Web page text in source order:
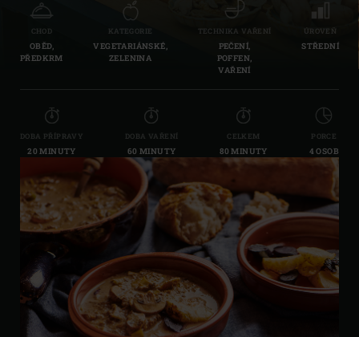
CHOD
OBĚD,
PŘEDKRM
KATEGORIE
VEGETARIÁNSKÉ,
ZELENINA
TECHNIKA VAŘENÍ
PEČENÍ,
POFFEN,
VAŘENÍ
ÚROVEŇ
STŘEDNÍ
DOBA PŘÍPRAVY
20 MINUTY
DOBA VAŘENÍ
60 MINUTY
CELKEM
80 MINUTY
PORCE
4 OSOB